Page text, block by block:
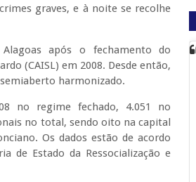
graves, e à noite se recolhe
após o fechamento do
(CAISL) em 2008. Desde então,
harmonizado.
no regime fechado, 4.051 no
no total, sendo oito na capital
Os dados estão de acordo
de Estado da Ressocialização e